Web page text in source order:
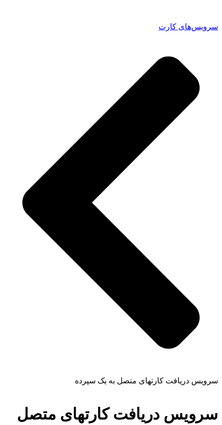
سرویس‌های کارت
سرویس دریافت کارتهای متصل به یک سپرده
سرویس دریافت کارتهای متصل